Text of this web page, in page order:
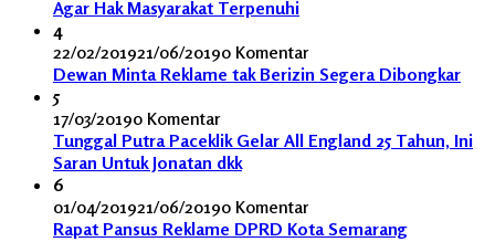
Agar Hak Masyarakat Terpenuhi
4
22/02/201921/06/20190 Komentar
Dewan Minta Reklame tak Berizin Segera Dibongkar
5
17/03/20190 Komentar
Tunggal Putra Paceklik Gelar All England 25 Tahun, Ini
Saran Untuk Jonatan dkk
6
01/04/201921/06/20190 Komentar
Rapat Pansus Reklame DPRD Kota Semarang